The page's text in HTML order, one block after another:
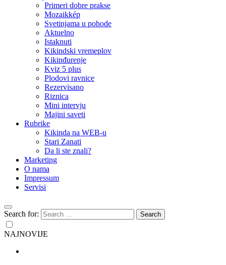
Primeri dobre prakse
Mozaikkép
Svetinjama u pohode
Aktuelno
Istaknuti
Kikindski vremeplov
Kikinđurenje
Kviz 5 plus
Plodovi ravnice
Rezervisano
Riznica
Mini intervju
Majini saveti
Rubrike
Kikinda na WEB-u
Stari Zanati
Da li ste znali?
Marketing
O nama
Impressum
Servisi
Search for:
NAJNOVIJE